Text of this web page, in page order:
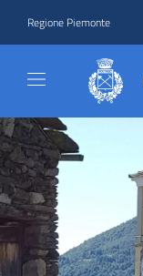
Regione Piemonte